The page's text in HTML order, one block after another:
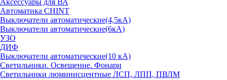
Аксессуары для ВА
Автоматика CHINT
Выключатели автоматические(4,5кА)
Выключатели автоматические(6кА)
УЗО
ДИФ
Выключатели автоматические(10 кА)
Светильники. Освещение. Фонари
Светильники люминисцентные ЛСП, ЛПП, ПВЛМ